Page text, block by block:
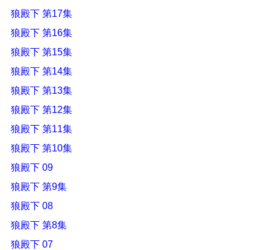
狼殿下 第17集
狼殿下 第16集
狼殿下 第15集
狼殿下 第14集
狼殿下 第13集
狼殿下 第12集
狼殿下 第11集
狼殿下 第10集
狼殿下 09
狼殿下 第9集
狼殿下 08
狼殿下 第8集
狼殿下 07